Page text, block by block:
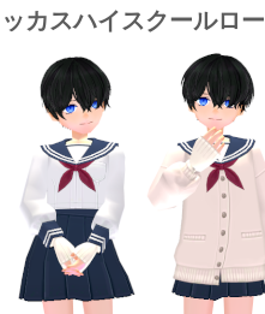
ッカスハイスクールロ